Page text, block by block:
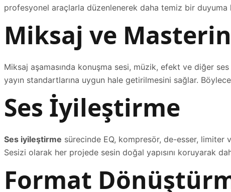
profesyonel araçlarla düzenlenerek daha temiz bir
Miksaj ve
Miksaj aşamasında konuşma sesi, müzik, efekt ve diğer
yayın standartlarına uygun hale getirilmesini sağlar.
Ses İyileştirme
Ses iyileştirme sürecinde EQ, kompresör, de-esser, limiter
Sesizi olarak her projede sesin doğal yapısını koruyarak
Format